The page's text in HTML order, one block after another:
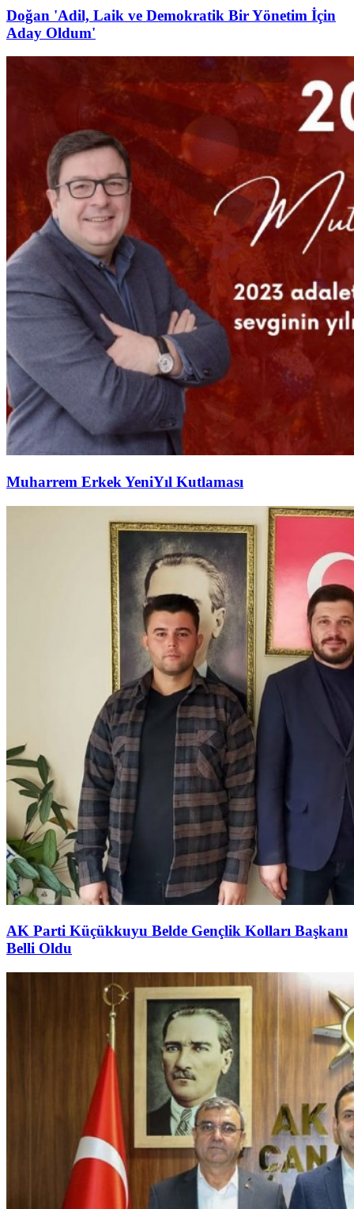
Doğan 'Adil, Laik ve Demokratik Bir Yönetim İçin
Aday Oldum'
Muharrem Erkek YeniYıl Kutlaması
AK Parti Küçükkuyu Belde Gençlik Kolları Başkanı
Belli Oldu